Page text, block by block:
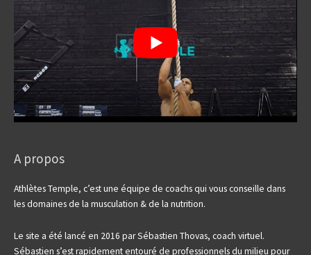
A propos
Athlètes Temple, c’est une équipe de coachs qui vous conseille dans
les domaines de la musculation & de la nutrition.
Le site a été lancé en 2016 par Sébastien Thovas, coach virtuel.
Sébastien s’est rapidement entouré de professionnels du milieu pour